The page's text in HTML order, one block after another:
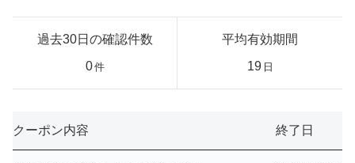
過去30日の確認件数
0件
平均有効期間
19 日
クーポン内容 終了日